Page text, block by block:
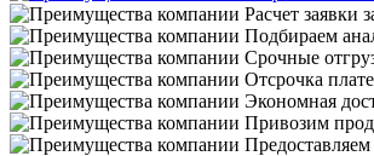
Расчет заявки
Подбираем
Срочные
Отсрочка
Экономная
Привозим